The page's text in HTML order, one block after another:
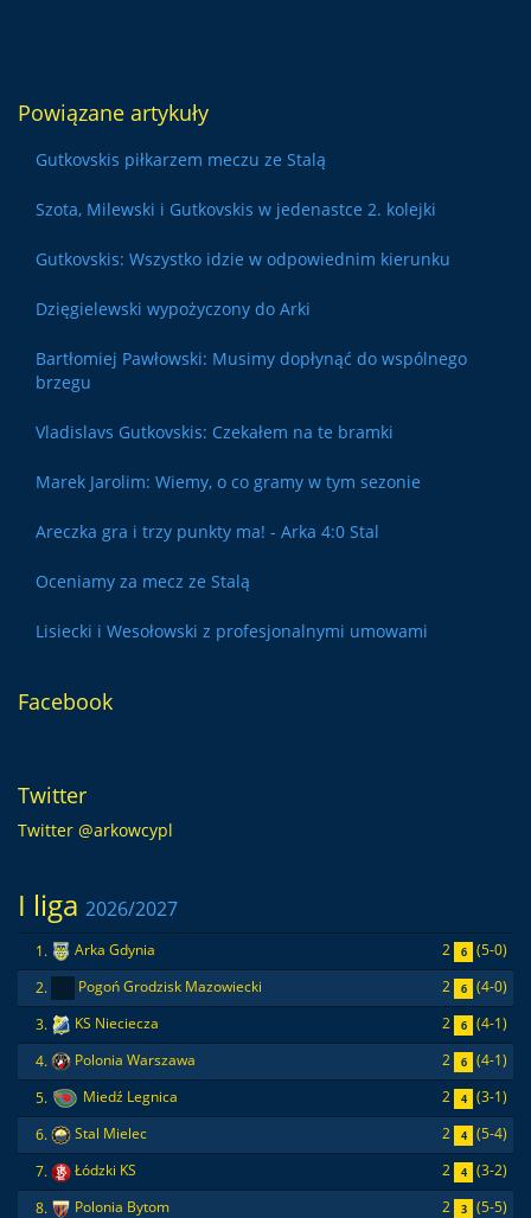
Powiązane artykuły
Gutkovskis piłkarzem meczu ze Stalą
Szota, Milewski i Gutkovskis w jedenastce 2. kolejki
Gutkovskis: Wszystko idzie w odpowiednim kierunku
Dzięgielewski wypożyczony do Arki
Bartłomiej Pawłowski: Musimy dopłynąć do wspólnego
brzegu
Vladislavs Gutkovskis: Czekałem na te bramki
Marek Jarolim: Wiemy, o co gramy w tym sezonie
Areczka gra i trzy punkty ma! - Arka 4:0 Stal
Oceniamy za mecz ze Stalą
Lisiecki i Wesołowski z profesjonalnymi umowami
Facebook
Twitter
Twitter @arkowcypl
I liga 2026/2027
1. Arka Gdynia 2 6
(5-0)
2.
Pogoń Grodzisk Mazowiecki 2 6
(4-0)
3.
KS Nieciecza 2 6
(4-1)
4.
Polonia Warszawa 2 6
(4-1)
5.
Miedź Legnica 2 4
(3-1)
6.
Stal Mielec 2 4
(5-4)
7.
Łódzki KS 2 4
(3-2)
8.
Polonia Bytom 2 3 (5-5)